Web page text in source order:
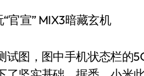
图，图中手机状态栏的